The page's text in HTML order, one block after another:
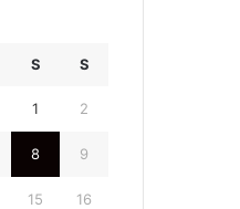
S S
1 2
8 9
15 16